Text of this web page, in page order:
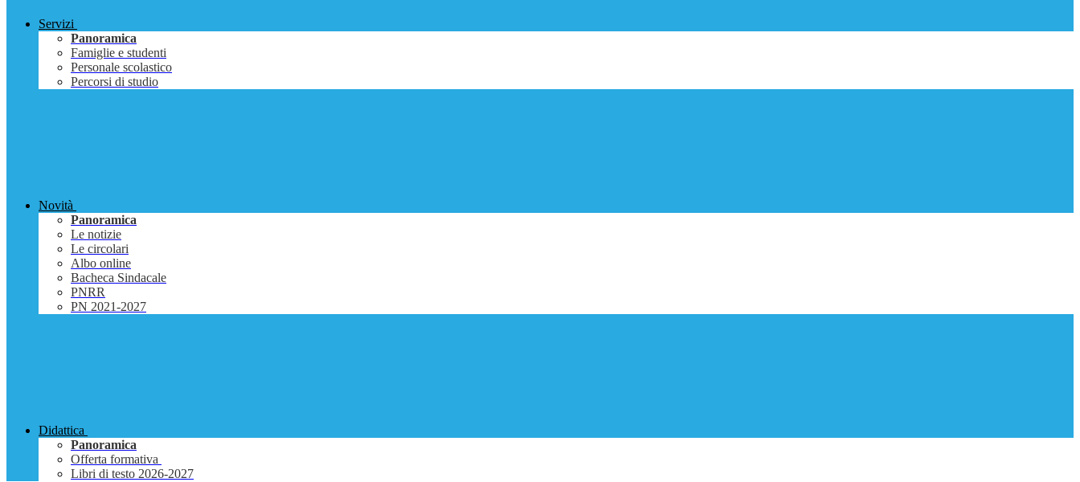
Servizi
Panoramica
Famiglie e studenti
Personale scolastico
Percorsi di studio
Novità
Panoramica
Le notizie
Le circolari
Albo online
Bacheca Sindacale
PNRR
PN 2021-2027
Didattica
Panoramica
Offerta formativa
Libri di testo 2026-2027